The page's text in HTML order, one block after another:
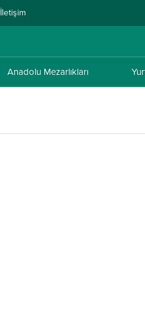
İletişim
Anadolu Mezarlıkları